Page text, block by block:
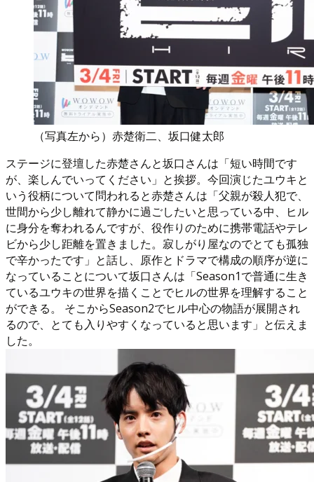
（写真左から）赤楚衛二、坂口健太郎
ステージに登壇した赤楚さんと坂口さんは「短い時間です
が、楽しんでいってください」と挨拶。今回演じたユウキと
いう役柄について問われると赤楚さんは「父親が殺人犯で、
世間から少し離れて静かに過ごしたいと思っている中、ヒル
に身分を奪われるんですが、役作りのために携帯電話やテレ
ビから少し距離を置きました。寂しがり屋なのでとても孤独
で辛かったです」と話し、原作とドラマで構成の順序が逆に
なっていることについて坂口さんは「Season1で普通に生き
ているユウキの世界を描くことでヒルの世界を理解すること
ができる。 そこからSeason2でヒル中心の物語が展開され
るので、とても入りやすくなっていると思います」と伝えま
した。